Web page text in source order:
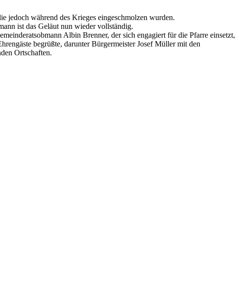
jedoch während des Krieges eingeschmolzen wurden.
ist das Geläut nun wieder vollständig.
Albin Brenner, der sich engagiert für die Pfarre einsetzt,
begrüßte, darunter Bürgermeister Josef Müller mit den
Ortschaften.